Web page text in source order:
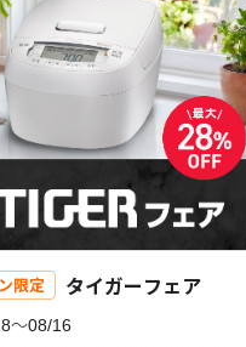
限定 タイガーフェア
〜08/16